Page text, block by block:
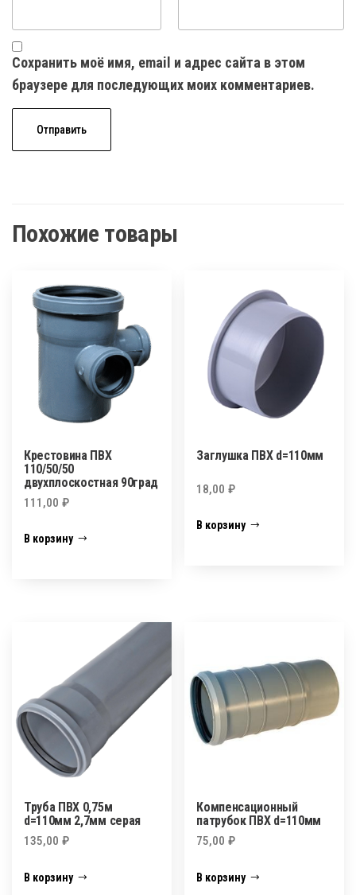
Сохранить моё имя, email и адрес сайта в этом
браузере для последующих моих комментариев.
Похожие товары
Крестовина ПВХ
110/50/50
двухплоскостная 90град
111,00 ₽
В корзину
Заглушка ПВХ d=110мм
18,00₽
В корзину
Труба ПВХ 0,75м
d=110мм 2,7мм серая
135,00 ₽
В корзину
Компенсационный
патрубок ПВХ d=110мм
75,00₽
В корзину